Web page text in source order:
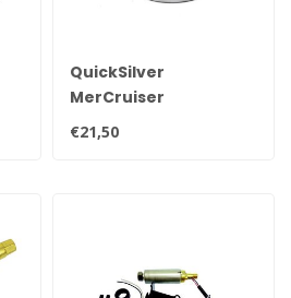
QuickSilver
MerCruiser
Kraftstoff- und
€21,50